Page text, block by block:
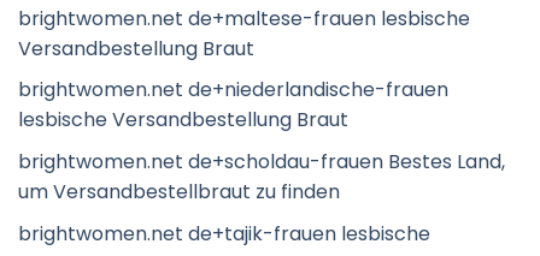
brightwomen.net de+maltese-frauen lesbische
Versandbestellung Braut
brightwomen.net de+niederlandische-frauen
lesbische Versandbestellung Braut
brightwomen.net de+scholdau-frauen Bestes Land,
um Versandbestellbraut zu finden
brightwomen.net de+tajik-frauen lesbische